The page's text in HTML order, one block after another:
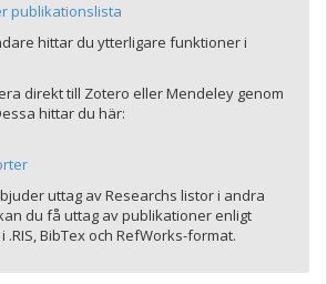
publikationslista
hittar du ytterligare funktioner i
direkt till Zotero eller Mendeley genom
hittar du här:
uttag av Researchs listor i andra
du få uttag av publikationer enligt
BibTex och RefWorks-format.